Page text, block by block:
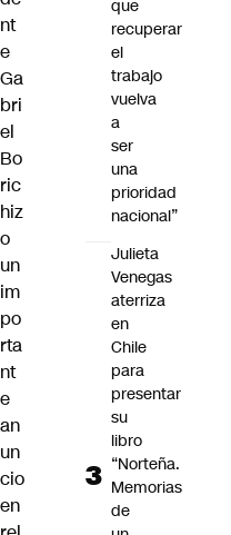
nt
e
Ga
bri
el
Bo
ric
hiz
o
un
im
po
rta
nt
e
an
un
cio
en
que
recuperar
el
trabajo
vuelva
a
ser
una
prioridad
nacional”
Julieta
Venegas
aterriza
en
Chile
para
presentar
su
libro
“Norteña.
Memorias
de